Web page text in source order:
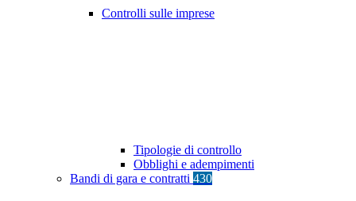
Controlli sulle imprese
Tipologie di controllo
Obblighi e adempimenti
Bandi di gara e contratti 430